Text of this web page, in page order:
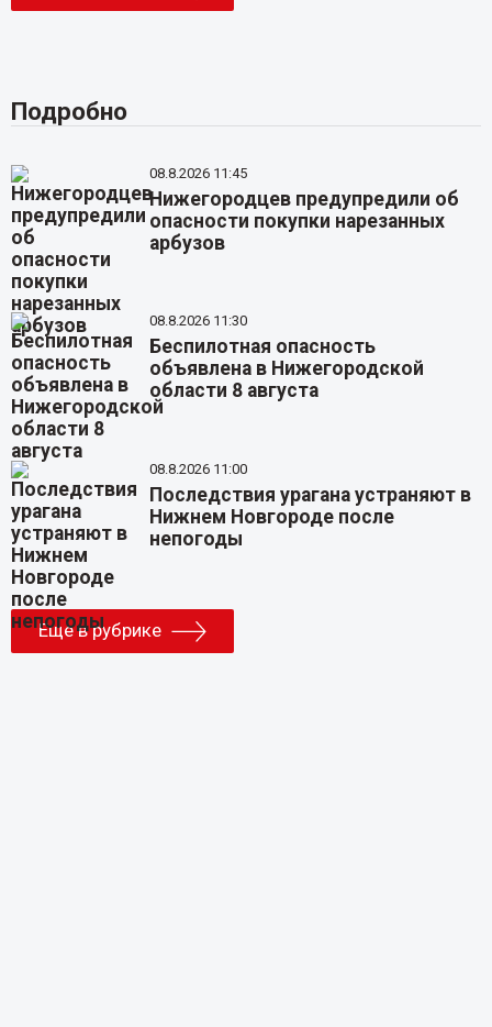
Подробно
08.8.2026 11:45
Нижегородцев предупредили об
опасности покупки нарезанных
арбузов
08.8.2026 11:30
Беспилотная опасность
объявлена в Нижегородской
области 8 августа
08.8.2026 11:00
Последствия урагана устраняют в
Нижнем Новгороде после
непогоды
Еще в рубрике